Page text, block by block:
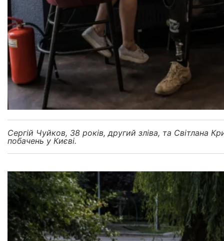
Сергій Чуйков, 38 років, другий зліва, та Світлана
побачень у Києві.